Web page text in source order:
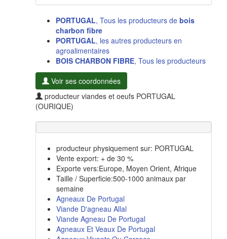
PORTUGAL, Tous les producteurs de bois
charbon fibre
PORTUGAL, les autres producteurs en
agroalimentaires
BOIS CHARBON FIBRE, Tous les producteurs
Voir ses coordonnées
producteur viandes et oeufs PORTUGAL
(OURIQUE)
producteur physiquement sur: PORTUGAL
Vente export: + de 30 %
Exporte vers:Europe, Moyen Orient, Afrique
Taille / Superficie:500-1000 animaux par
semaine
Agneaux De Portugal
Viande D'agneau Allal
Viande Agneau De Portugal
Agneaux Et Veaux De Portugal